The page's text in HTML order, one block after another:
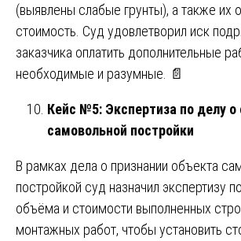
(выявлены слабые грунты), а также их
стоимость. Суд удовлетворил иск
заказчика оплатить дополнительные
необходимые и разумные. 📄
Кейс №5: Экспертиза по делу о
самовольной постройки
В рамках дела о признании объекта
постройкой суд назначил экспертизу
объёма и стоимости выполненных
монтажных работ, чтобы установить